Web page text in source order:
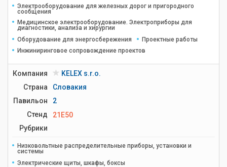
Электрооборудование для железных дорог и пригородного
сообщения
Медицинское электрооборудование. Электроприборы для
диагностики, анализа и хирургии
Оборудование для энергосбережения
Проектные работы
Инжиниринговое сопровождение проектов
Компания
KELEX s.r.o.
Страна
Словакия
Павильон
2
Стенд
21E50
Рубрики
Низковольтные распределительные приборы, установки и
системы
Электрические щиты, шкафы, боксы